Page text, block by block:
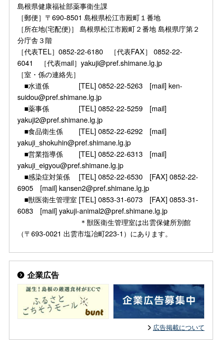
島根県健康福祉部薬事衛生課
［郵便］〒690-8501 島根県松江市殿町１番地
［所在地(宅配便)］ 島根県松江市殿町２番地 島根県庁第２
分庁舎３階
［代表TEL］0852-22-6180 ［代表FAX］ 0852-22-
6041 ［代表mail］yakuji@pref.shimane.lg.jp
［室・係の連絡先］
■水道係 [TEL] 0852-22-5263 [mail] ken-
suidou@pref.shimane.lg.jp
■薬事係 [TEL] 0852-22-5259 [mail]
yakuji2@pref.shimane.lg.jp
■食品衛生係 [TEL] 0852-22-6292 [mail]
yakuji_shokuhin@pref.shimane.lg.jp
■営業指導係 [TEL] 0852-22-6313 [mail]
yakuji_eigyou@pref.shimane.lg.jp
■感染症対策係 [TEL] 0852-22-6530 [FAX] 0852-22-
6905 [mail] kansen2@pref.shimane.lg.jp
■獣医衛生管理室 [TEL] 0853-31-6073 [FAX] 0853-31-
6083 [mail] yakuji-animal2@pref.shimane.lg.jp
＊獣医衛生管理室は出雲保健所別館
（〒693-0021 出雲市塩冶町223-1）にあります。
企業広告
広告掲載について